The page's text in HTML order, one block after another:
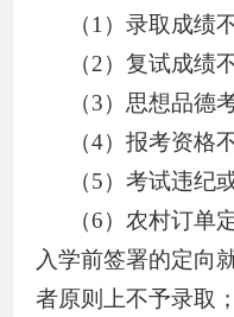
（1）录取成绩
（2）复试成绩
（3）思想品德
（4）报考资格
（5）考试违纪
（6）农村订单
入学前签署的定向
者原则上不予录取；